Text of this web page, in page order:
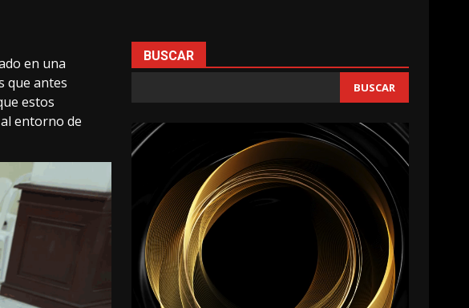
en una
que antes
estos
entorno de
BUSCAR
BUSCAR